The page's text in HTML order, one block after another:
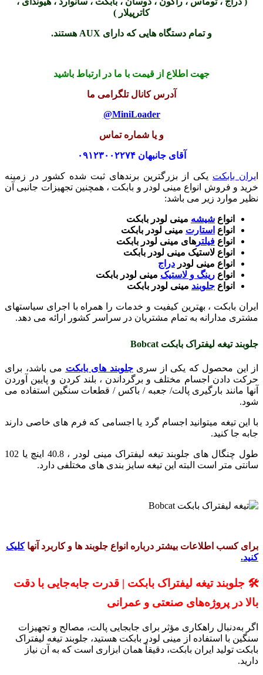
کاترپیلار )
و تمام دستگاه هایی که دارای AUX هستند.
جهت اطلاع از قیمت با ما در ارتباط باشید
آدرس کانال تلگرامی ما
MiniLoader@
و یا شماره تماس
آقای جانبهان ۰۹۱۲۳۰۰۲۲۷۴
یران بابکت یکی از بزرگترین برندهای ثبت شده کشور در زمینه
خرید و فروش انواع مینی لودر و بابکت ، همچنین تجهیزات جانبی آن
نظیر موارد زیر می باشد:
انواع شیشه مینی لودر بابکت
انواع استارت مینی لودر بابکت
انواع فیلتر های مینی لودر بابکت
انواع لاستیک مینی لودر بابکت
انواع مینی لودر دراج
انواع رینگ و لاستیک مینی لودر بابکت
انواع جلوبند مینی لودر بابکت
ایران بابکت ، بهترین کیفیت و خدمات را همراه با اجرای سیاستهای
مشتری مدارانه به تمام مشتریان در سراسر کشور ارائه می دهد.
جلوبند تیغه لیفتراک بابکت Bobcat
از این محصول که یکی از سریجلوبند های بابکت می باشد، برای
حرکت دادن اجسام مختلف و برگرداندن ، بلند کردن و پایین آوردن
آنها مانند بارگیری پالت/ جعبه / باکس / قطعات سنگین استفاده می
شود.
با این تیغه میتوانید اجسام گرد یا اجسامی که فرم های خاصی دارند
جابه جا کنید.
طول چنگال های جلوبند تیغه لیفتراک مینی لودر ، 40.8 اینچ یا 102
سانتی متر است البته این تیغه سایز بندی های مختلفی دارد.
برای کسب اطلاعات بیشتر درباره انواع جلوبند ها و کاربرد آنهاکلیک
کنید.
🛠️ جلوبند تیغه لیفتراک بابکت | قدرت جابه‌جایی با دقت
بالا در پروژه‌های صنعتی و عمرانی
اگر به‌دنبال راهکاری مؤثر برای جابجایی پالت، مصالح و تجهیزات
سنگین با استفاده از مینی لودر بابکت هستید، جلوبند تیغه لیفتراک
بابکت تولید ایران بابکت، دقیقاً همان ابزاری است که به آن نیاز
دارید.